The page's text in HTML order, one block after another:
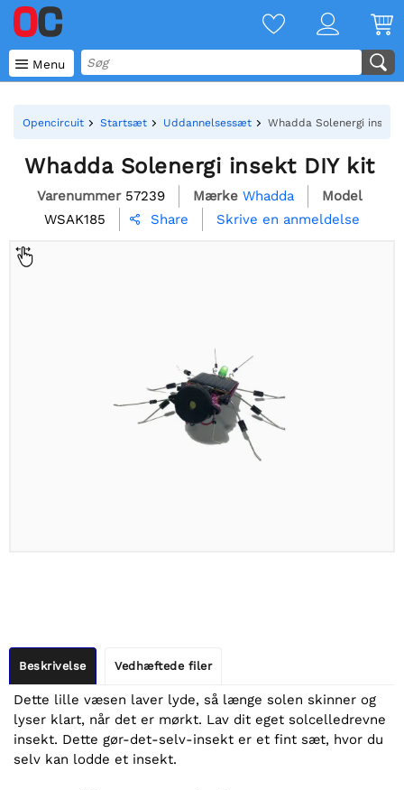
 Menu
Opencircuit Startsæt Uddannelsessæt Whadda Solenergi insekt
Whadda Solenergi insekt DIY kit
Varenummer 57239 Mærke Whadda
Model
WSAK185
 Share Skrive en anmeldelse
Beskrivelse Vedhæftede filer
Dette lille væsen laver lyde, så længe solen skinner og
lyser klart, når det er mørkt. Lav dit eget solcelledrevne
insekt. Dette gør-det-selv-insekt er et fint sæt, hvor du
selv kan lodde et insekt.